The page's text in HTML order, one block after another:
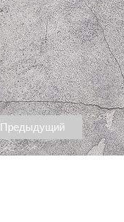
Предыдущий